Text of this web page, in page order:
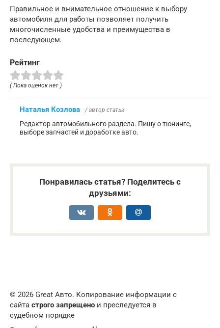
Правильное и внимательное отношение к выбору
автомобиля для работы позволяет получить
многочисленные удобства и преимущества в
последующем.
Рейтинг
( Пока оценок нет )
Наталья Козлова / автор статьи
Редактор автомобильного раздела. Пишу о тюнинге,
выборе запчастей и доработке авто.
Понравилась статья? Поделитесь с
друзьями:
© 2026 Great Авто. Копирование информации с
сайта строго запрещено и преследуется в
судебном порядке